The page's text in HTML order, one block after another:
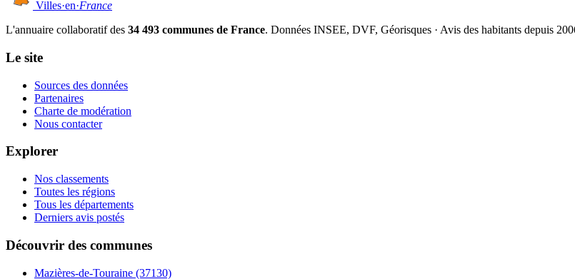
Villes·en·France
L'annuaire collaboratif des 34 493 communes de France. Données INSEE, DVF, Géorisques · Avis des habitants depuis
Le site
Sources des données
Partenaires
Charte de modération
Nous contacter
Explorer
Nos classements
Toutes les régions
Tous les départements
Derniers avis postés
Découvrir des communes
Mazières-de-Touraine (37130)